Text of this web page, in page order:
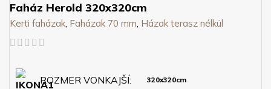
Faház Herold 320x320cm
Kerti faházak, Faházak 70 mm, Házak terasz nélkül
ROZMER VONKAJŠÍ 320x320cm